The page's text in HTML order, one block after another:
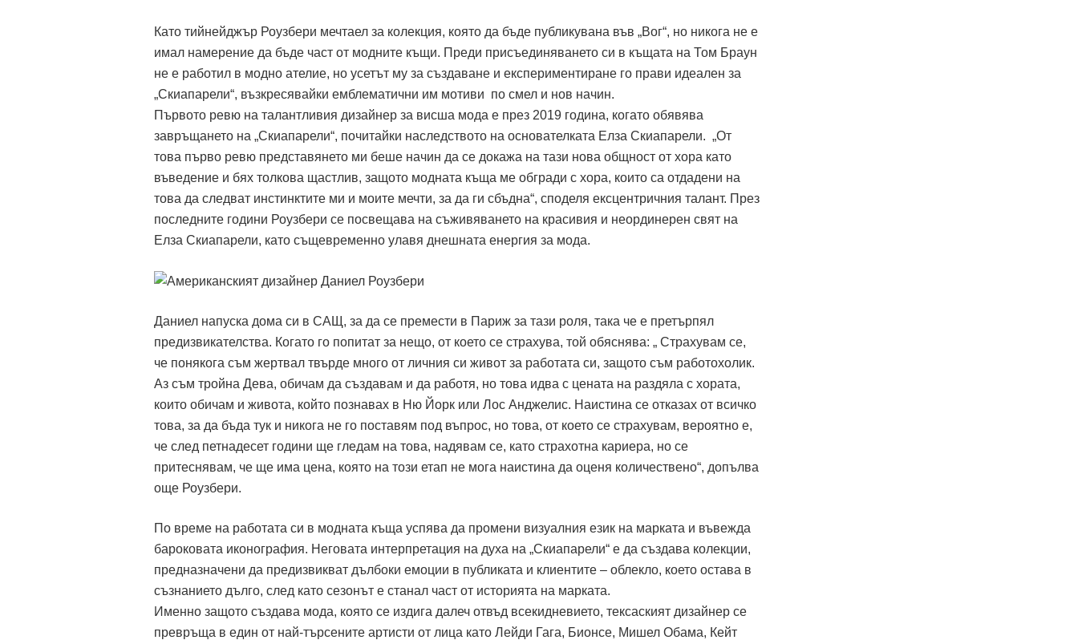
Като тийнейджър Роузбери мечтаел за колекция, която да бъде публикувана във „Вог“, но никога не е
имал намерение да бъде част от модните къщи. Преди присъединяването си в къщата на Том Браун
не е работил в модно ателие, но усетът му за създаване и експериментиране го прави идеален за
„Скиапарели“, възкресявайки емблематични им мотиви по смел и нов начин.
Първото ревю на талантливия дизайнер за висша мода е през 2019 година, когато обявява
завръщането на „Скиапарели“, почитайки наследството на основателката Елза Скиапарели. „От
това първо ревю представянето ми беше начин да се докажа на тази нова общност от хора като
въведение и бях толкова щастлив, защото модната къща ме обгради с хора, които са отдадени на
това да следват инстинктите ми и моите мечти, за да ги сбъдна“, споделя ексцентричния талант. През
последните години Роузбери се посвещава на съживяването на красивия и неординерен свят на
Елза Скиапарели, като същевременно улавя днешната енергия за мода.
Даниел напуска дома си в САЩ, за да се премести в Париж за тази роля, така че е претърпял
предизвикателства. Когато го попитат за нещо, от което се страхува, той обяснява: „ Страхувам се,
че понякога съм жертвал твърде много от личния си живот за работата си, защото съм работохолик.
Аз съм тройна Дева, обичам да създавам и да работя, но това идва с цената на раздяла с хората,
които обичам и живота, който познавах в Ню Йорк или Лос Анджелис. Наистина се отказах от всичко
това, за да бъда тук и никога не го поставям под въпрос, но това, от което се страхувам, вероятно е,
че след петнадесет години ще гледам на това, надявам се, като страхотна кариера, но се
притеснявам, че ще има цена, която на този етап не мога наистина да оценя количествено“, допълва
още Роузбери.
По време на работата си в модната къща успява да промени визуалния език на марката и въвежда
бароковата иконография. Неговата интерпретация на духа на „Скиапарели“ е да създава колекции,
предназначени да предизвикват дълбоки емоции в публиката и клиентите – облекло, което остава в
съзнанието дълго, след като сезонът е станал част от историята на марката.
Именно защото създава мода, която се издига далеч отвъд всекидневието, тексаският дизайнер се
превръща в един от най-търсените артисти от лица като Лейди Гага, Бионсе, Мишел Обама, Кейт